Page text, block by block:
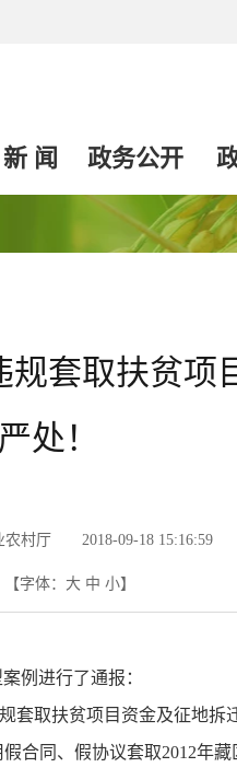
新 闻 政务公开
规套取扶贫
严处！
农村厅 2018-09-18 15:16:59
【字体： 大 中 小】
例进行了通报：
套取扶贫项目资金及征地拆
合同、假协议套取2012年